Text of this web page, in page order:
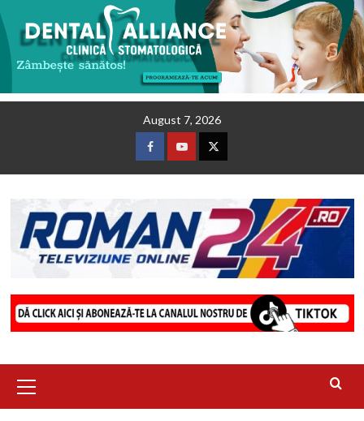
August 7, 2026
FacebookYoutubeTwitter
Menu